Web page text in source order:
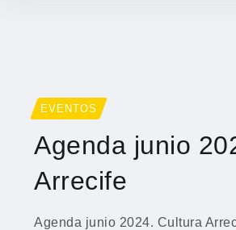
EVENTOS
Agenda junio
Arrecife
Agenda junio 2024. Cultura